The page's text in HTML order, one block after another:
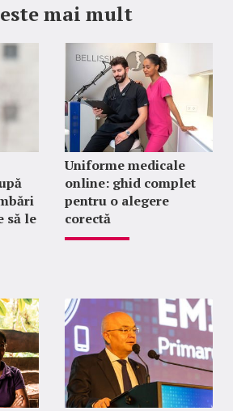
mai mult
să le
Uniforme medicale
online: ghid complet
pentru o alegere
corectă